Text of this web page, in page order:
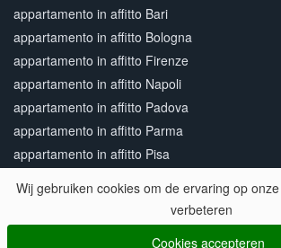
Wij gebruiken cookies om de ervaring op
verbeteren
Cookies accepteren
appartamento in affitto Bari
appartamento in affitto Bologna
appartamento in affitto Firenze
appartamento in affitto Napoli
appartamento in affitto Padova
appartamento in affitto Parma
appartamento in affitto Pisa
appartamento in affitto Siena
appartamento in affitto Venezia